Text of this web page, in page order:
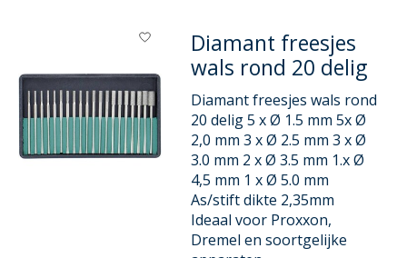
Diamant freesjes
wals rond 20 delig
Diamant freesjes wals rond
20 delig 5 x Ø 1.5 mm 5x Ø
2,0 mm 3 x Ø 2.5 mm 3 x Ø
3.0 mm 2 x Ø 3.5 mm 1.x Ø
4,5 mm 1 x Ø 5.0 mm
As/stift dikte 2,35mm
Ideaal voor Proxxon,
Dremel en soortgelijke